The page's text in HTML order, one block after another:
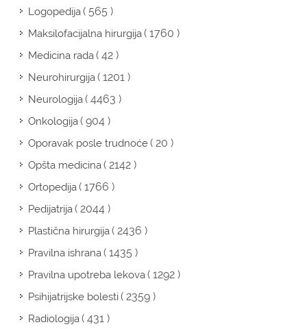
Logopedija( 565 )
Maksilofacijalna hirurgija( 1760 )
Medicina rada( 42 )
Neurohirurgija( 1201 )
Neurologija( 4463 )
Onkologija( 904 )
Oporavak posle trudnoće( 20 )
Opšta medicina( 2142 )
Ortopedija( 1766 )
Pedijatrija( 2044 )
Plastična hirurgija( 2436 )
Pravilna ishrana( 1435 )
Pravilna upotreba lekova( 1292 )
Psihijatrijske bolesti( 2359 )
Radiologija( 431 )